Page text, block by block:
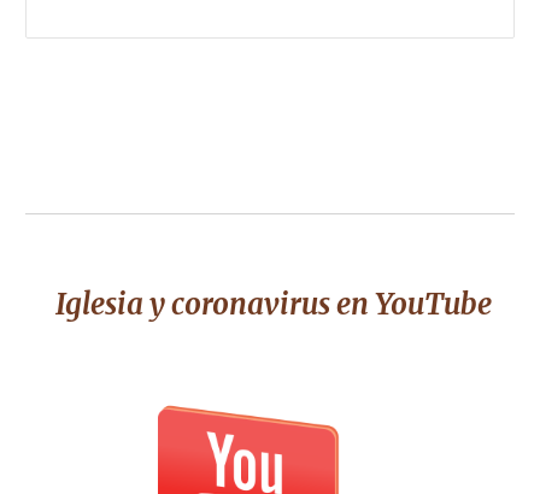
Iglesia y coronavirusen YouTube